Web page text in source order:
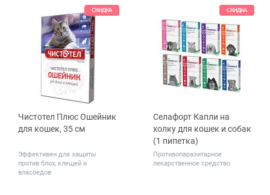
СКИДКА
Чистотел Плюс Ошейник
для кошек, 35 см
Эффективен для защиты
против блох, клещей и
власоедов
СКИДКА
Селафорт Капли на
холку для кошек и собак
(1 пипетка)
Противопаразитарное
лекарственное средство